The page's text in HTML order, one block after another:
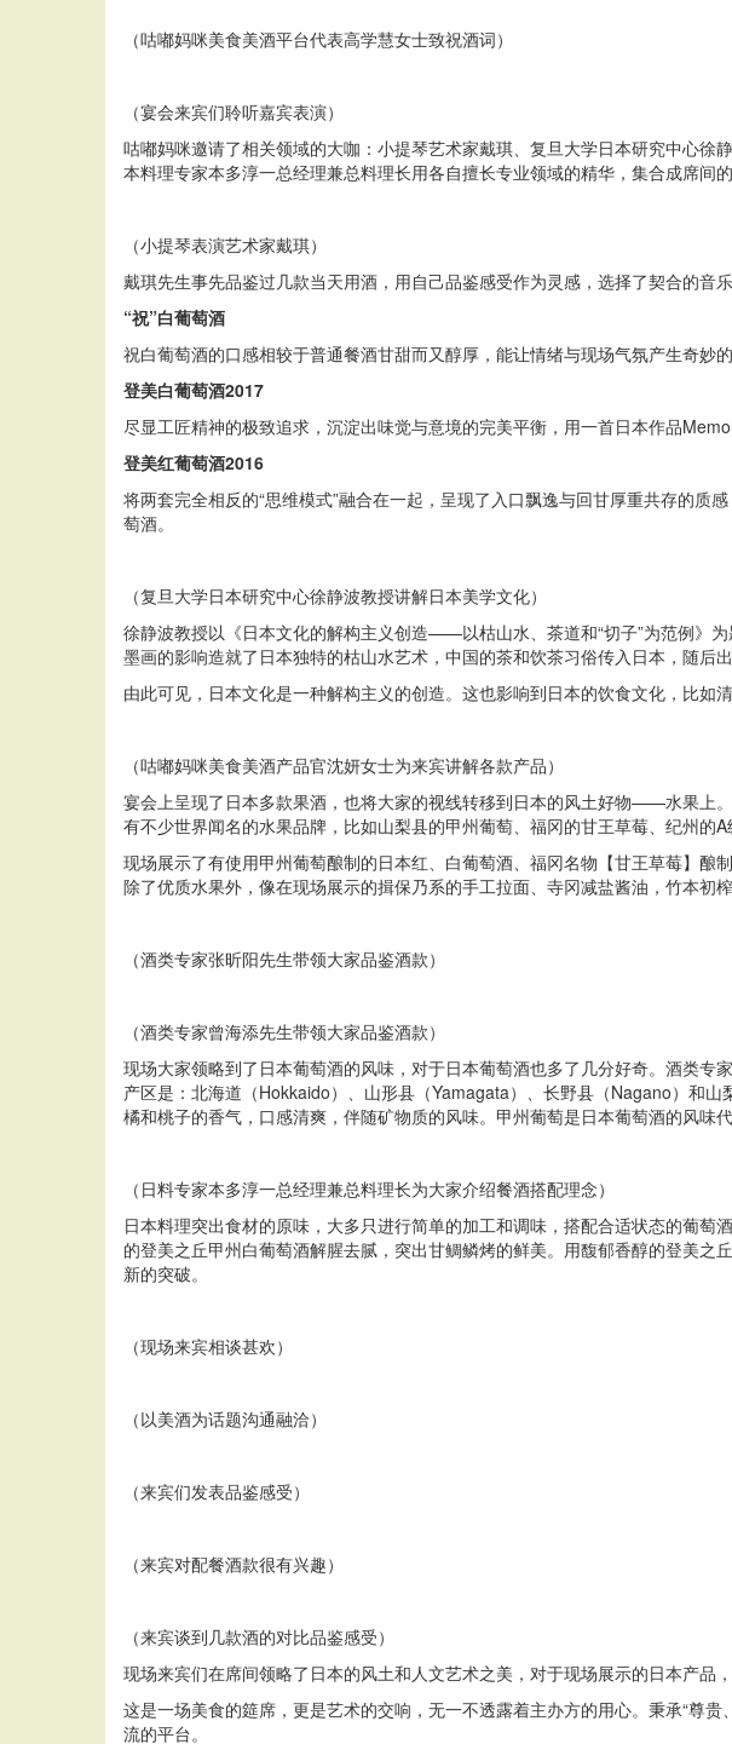
（咕嘟妈咪美食美酒平台代表高学慧女士致祝酒词）
（宴会来宾们聆听嘉宾表演）
咕嘟妈咪邀请了相关领域的大咖：小提琴艺术家戴琪、复旦大学日本研究中心徐
本料理专家本多淳一总经理兼总料理长用各自擅长专业领域的精华，集合成席间
（小提琴表演艺术家戴琪）
戴琪先生事先品鉴过几款当天用酒，用自己品鉴感受作为灵感，选择了契合的音
“祝”白葡萄酒
祝白葡萄酒的口感相较于普通餐酒甘甜而又醇厚，能让情绪与现场气氛产生奇妙
登美白葡萄酒2017
尽显工匠精神的极致追求，沉淀出味觉与意境的完美平衡，用一首日本作品
登美红葡萄酒2016
将两套完全相反的“思维模式”融合在一起，呈现了入口飘逸与回甘厚重共存的质
萄酒。
（复旦大学日本研究中心徐静波教授讲解日本美学文化）
徐静波教授以《日本文化的解构主义创造——以枯山水、茶道和“切子”为范例》
墨画的影响造就了日本独特的枯山水艺术，中国的茶和饮茶习俗传入日本，随后
由此可见，日本文化是一种解构主义的创造。这也影响到日本的饮食文化，比如
（咕嘟妈咪美食美酒产品官沈妍女士为来宾讲解各款产品）
宴会上呈现了日本多款果酒，也将大家的视线转移到日本的风土好物——水果上
有不少世界闻名的水果品牌，比如山梨县的甲州葡萄、福冈的甘王草莓、纪州的
现场展示了有使用甲州葡萄酿制的日本红、白葡萄酒、福冈名物【甘王草莓】酿
除了优质水果外，像在现场展示的揖保乃系的手工拉面、寺冈减盐酱油，竹本初
（酒类专家张昕阳先生带领大家品鉴酒款）
（酒类专家曾海添先生带领大家品鉴酒款）
现场大家领略到了日本葡萄酒的风味，对于日本葡萄酒也多了几分好奇。酒类
产区是：北海道（Hokkaido）、山形县（Yamagata）、长野县（Nagano）和
橘和桃子的香气，口感清爽，伴随矿物质的风味。甲州葡萄是日本葡萄酒的风味
（日料专家本多淳一总经理兼总料理长为大家介绍餐酒搭配理念）
日本料理突出食材的原味，大多只进行简单的加工和调味，搭配合适状态的葡
的登美之丘甲州白葡萄酒解腥去腻，突出甘鲷鳞烤的鲜美。用馥郁香醇的登美
新的突破。
（现场来宾相谈甚欢）
（以美酒为话题沟通融洽）
（来宾们发表品鉴感受）
（来宾对配餐酒款很有兴趣）
（来宾谈到几款酒的对比品鉴感受）
现场来宾们在席间领略了日本的风土和人文艺术之美，对于现场展示的日本产品
这是一场美食的筵席，更是艺术的交响，无一不透露着主办方的用心。秉承“尊
流的平台。